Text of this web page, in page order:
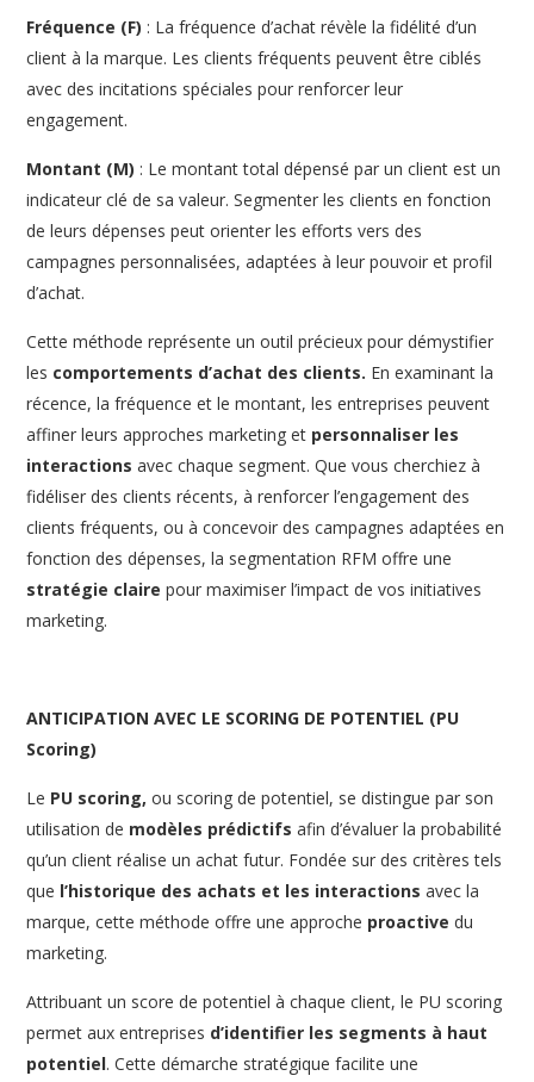
Fréquence (F) : La fréquence d’achat révèle la fidélité d’un
client à la marque. Les clients fréquents peuvent être ciblés
avec des incitations spéciales pour renforcer leur
engagement.
Montant (M) : Le montant total dépensé par un client est un
indicateur clé de sa valeur. Segmenter les clients en fonction
de leurs dépenses peut orienter les efforts vers des
campagnes personnalisées, adaptées à leur pouvoir et profil
d’achat.
Cette méthode représente un outil précieux pour démystifier
les comportements d’achat des clients. En examinant la
récence, la fréquence et le montant, les entreprises peuvent
affiner leurs approches marketing et personnaliser les
interactions avec chaque segment. Que vous cherchiez à
fidéliser des clients récents, à renforcer l’engagement des
clients fréquents, ou à concevoir des campagnes adaptées en
fonction des dépenses, la segmentation RFM offre une
stratégie claire pour maximiser l’impact de vos initiatives
marketing.
ANTICIPATION AVEC LE SCORING DE POTENTIEL (PU
Scoring)
Le PU scoring, ou scoring de potentiel, se distingue par son
utilisation de modèles prédictifs afin d’évaluer la probabilité
qu’un client réalise un achat futur. Fondée sur des critères tels
que l’historique des achats et les interactions avec la
marque, cette méthode offre une approche proactive du
marketing.
Attribuant un score de potentiel à chaque client, le PU scoring
permet aux entreprises d’identifier les segments à haut
potentiel. Cette démarche stratégique facilite une